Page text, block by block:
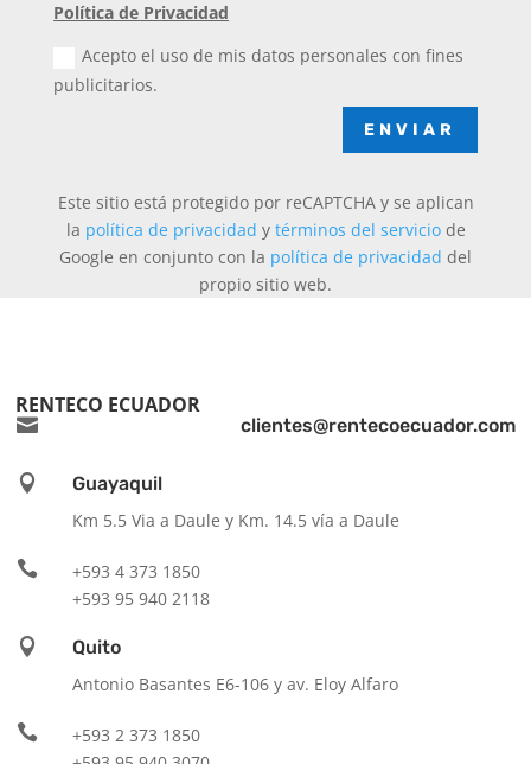
Política de Privacidad
Acepto el uso de mis datos personales con fines
publicitarios.
ENVIAR
Este sitio está protegido por reCAPTCHA y se aplican
la política de privacidad y términos del serviciode
Google en conjunto con la política de privacidad del
propio sitio web.
RENTECO ECUADOR
 clientes@rentecoecuador.com

Guayaquil
Km 5.5 Via a Daule y Km. 14.5 vía a Daule

+593 4 373 1850
+593 95 940 2118

Quito
Antonio Basantes E6-106 y av. Eloy Alfaro

+593 2 373 1850